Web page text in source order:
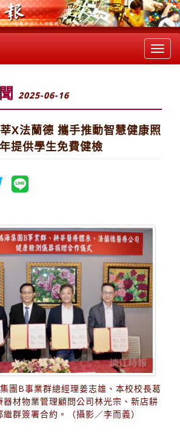
2025-06-16
X法蘭德 攜手推動智慧健康照
提供學生免費健檢
集團B事業群總經理姜志雄、本校校長葛
材物業管理顧問公司林光宗、新店耕
群簽署合約。（攝影／李而義）